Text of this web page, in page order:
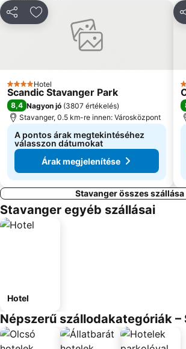
MegosztásHozzáadás a kedvencekhez
4 Kategória
Hotel
Scandic Stavanger Park
8,4 Nagyon jó (3807 értékelés)
Stavanger, 0.5 km-re innen: Városközpont
A pontos árak megtekintéséhez
válasszon dátumokat
Árak megjelenítése
Stavanger összes szállása
Stavanger egyéb szállásai
Hotel
Népszerű szállodakategóriák –